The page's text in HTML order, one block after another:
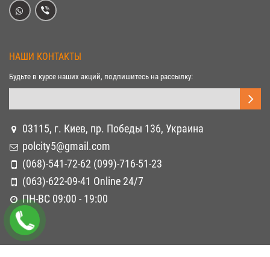
НАШИ КОНТАКТЫ
Будьте в курсе наших акций, подпишитесь на рассылку:
03115, г. Киев, пр. Победы 136, Украина
polcity5@gmail.com
(068)-541-72-62 (099)-716-51-23
(063)-622-09-41 Online 24/7
ПН-ВС 09:00 - 19:00